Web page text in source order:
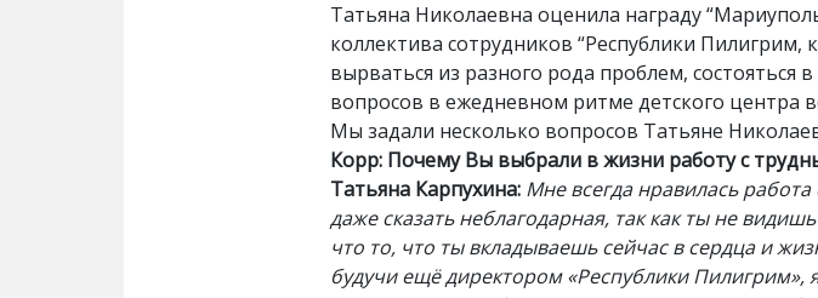
Татьяна Николаевна оценила награду
коллектива сотрудников “Республики
вырваться из разного рода проблем,
вопросов в ежедневном ритме детского центра
Мы задали несколько вопросов Татьяне
Корр: Почему Вы выбрали в жизни работу с
Татьяна Карпухина: Мне всегда нравилась
даже сказать неблагодарная, так как ты не
что то, что ты вкладываешь сейчас в сердца и
будучи ещё директором «Республики